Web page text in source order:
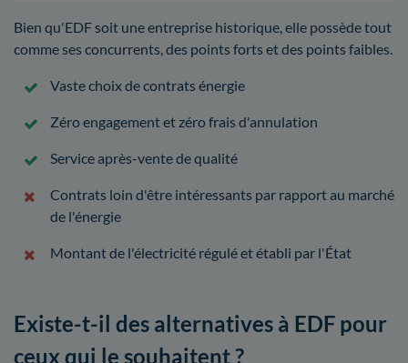
Bien qu'EDF soit une entreprise historique, elle possède tout
comme ses concurrents, des points forts et des points faibles.
Vaste choix de contrats énergie
Zéro engagement et zéro frais d'annulation
Service après-vente de qualité
Contrats loin d'être intéressants par rapport au marché
de l'énergie
Montant de l'électricité régulé et établi par l'État
Existe-t-il des alternatives à EDF pour
ceux qui le souhaitent ?